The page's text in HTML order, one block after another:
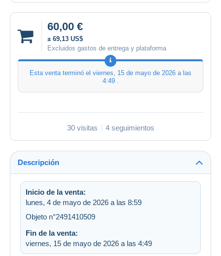
60,00 €
± 69,13 US$
Excluidos gastos de entrega y plataforma
Esta venta terminó el viernes, 15 de mayo de 2026 a las
4:49.
30 visitas 4 seguimientos
Descripción
Inicio de la venta:
lunes, 4 de mayo de 2026 a las 8:59
Objeto n°2491410509
Fin de la venta:
viernes, 15 de mayo de 2026 a las 4:49